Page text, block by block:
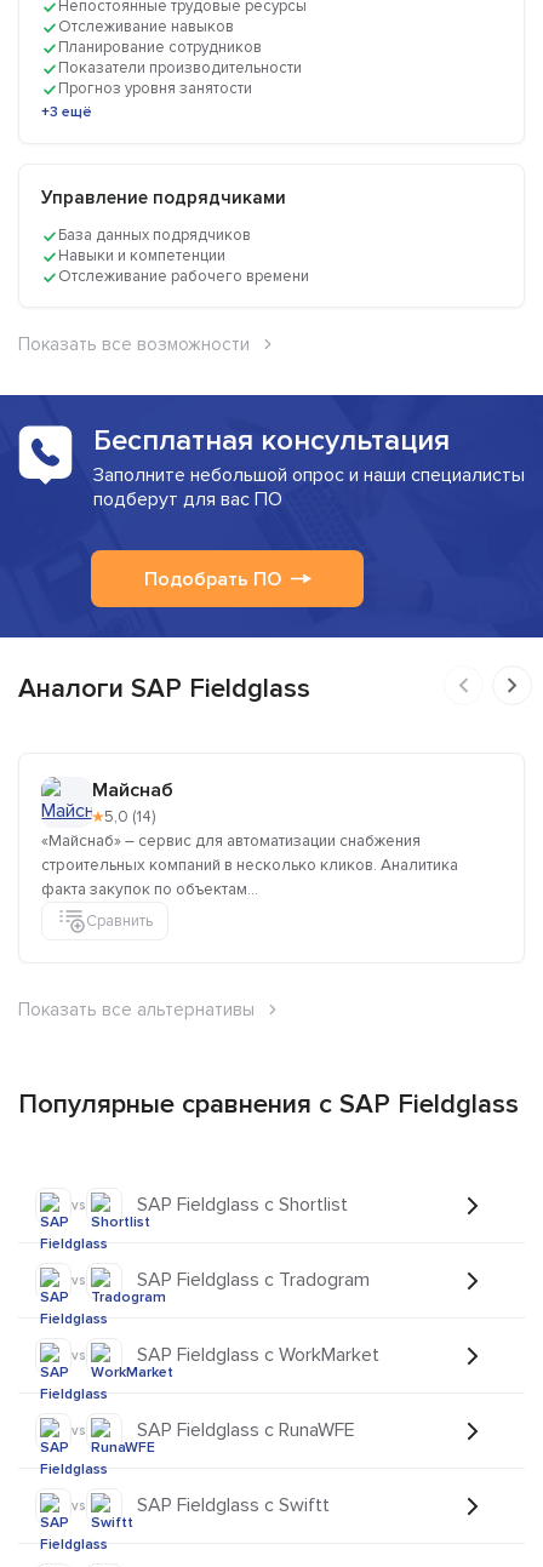
Непостоянные трудовые ресурсы
Отслеживание навыков
Планирование сотрудников
Показатели производительности
Прогноз уровня занятости
+3 ещё
Управление подрядчиками
База данных подрядчиков
Навыки и компетенции
Отслеживание рабочего времени
Показать все возможности
Бесплатная консультация
Заполните небольшой опрос и наши специалисты
подберут для вас ПО
Подобрать ПО
Аналоги SAP Fieldglass
Майснаб
★5,0 (14)
«Майснаб» – сервис для автоматизации снабжения
строительных компаний в несколько кликов. Аналитика
факта закупок по объектам...
Сравнить
Показать все альтернативы
Популярные сравнения с SAP Fieldglass
vs SAP Fieldglass с Shortlist
vs SAP Fieldglass с Tradogram
vs SAP Fieldglass с WorkMarket
vs SAP Fieldglass с RunaWFE
vs SAP Fieldglass с Swiftt